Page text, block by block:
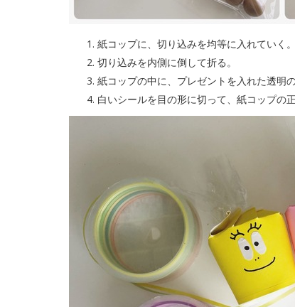
紙コップに、切り込みを均等に入れていく。
切り込みを内側に倒して折る。
紙コップの中に、プレゼントを入れた透明
白いシールを目の形に切って、紙コップの